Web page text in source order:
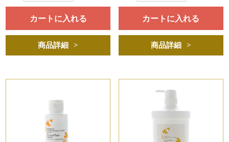
カートに入れる
商品詳細
カートに入れる
商品詳細